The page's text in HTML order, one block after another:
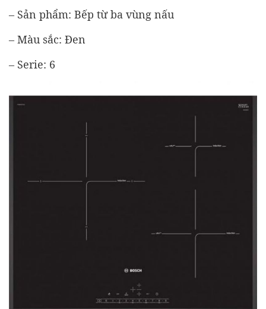
– Sản phẩm: Bếp từ ba vùng nấu
– Màu sắc: Đen
– Serie: 6